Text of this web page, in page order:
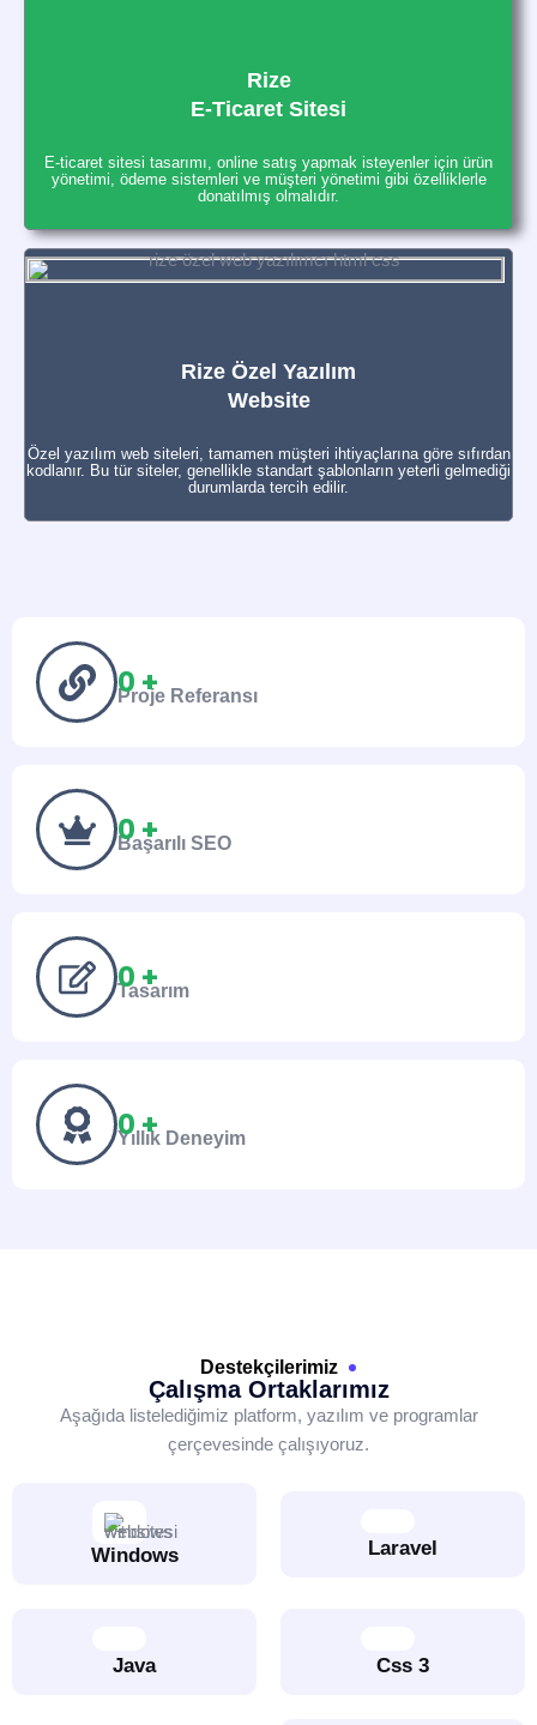
Rize
E-Ticaret Sitesi
E-ticaret sitesi tasarımı, online satış yapmak isteyenler için ürün
yönetimi, ödeme sistemleri ve müşteri yönetimi gibi özelliklerle
donatılmış olmalıdır.
Rize Özel Yazılım
Website
Özel yazılım web siteleri, tamamen müşteri ihtiyaçlarına göre sıfırdan
kodlanır. Bu tür siteler, genellikle standart şablonların yeterli gelmediği
durumlarda tercih edilir.
Proje Referansı
0 +
Başarılı SEO
0 +
Tasarım
0 +
Yıllık Deneyim
0 +
Destekçilerimiz
Çalışma Ortaklarımız
Aşağıda listelediğimiz platform, yazılım ve programlar
çerçevesinde çalışıyoruz.
Windows Laravel
Java Css 3